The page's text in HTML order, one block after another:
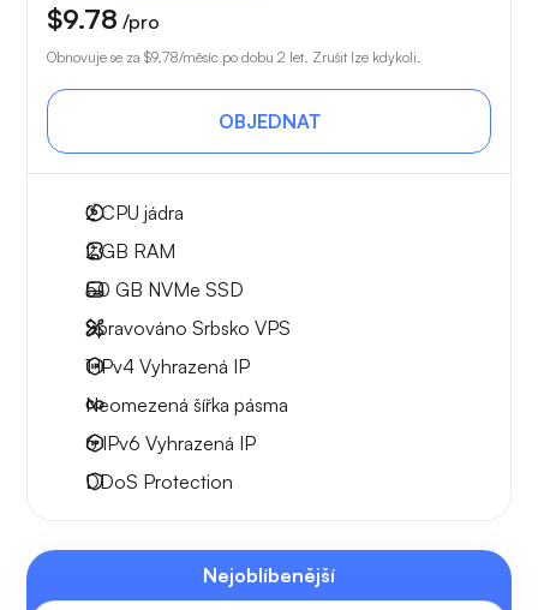
$9.78 /pro
Obnovuje se za $9.78/měsíc po dobu 2 let. Zrušit lze kdykoli.
OBJEDNAT
2CPU jádra
2 GB RAM
50 GB NVMe SSD
Spravováno Srbsko VPS
1 IPv4 Vyhrazená IP
Neomezená šířka pásma
6 IPv6 Vyhrazená IP
DDoS Protection
Nejoblíbenější